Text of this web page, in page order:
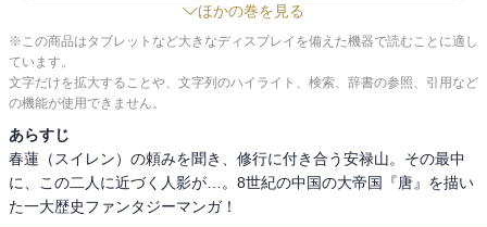
ほかの巻を見る
※この商品はタブレットなど大きなディスプレイを備えた機器で読むことに適し
ています。
文字だけを拡大することや、文字列のハイライト、検索、辞書の参照、引用など
の機能が使用できません。
あらすじ
春蓮（スイレン）の頼みを聞き、修行に付き合う安禄山。その最中
に、この二人に近づく人影が…。8世紀の中国の大帝国『唐』を描い
た一大歴史ファンタジーマンガ！